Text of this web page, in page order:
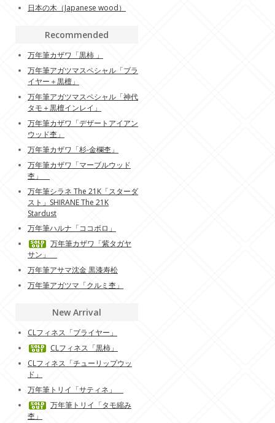
日本の木（Japanese wood）
Recommended
万年筆カザワ「黒柿 」
万年筆アガツマスペシャル「ブラ
イヤー＋黒檀」
万年筆アガツマスペシャル「神代
タモ＋黒檀インレイ」
万年筆カザワ「デザートアイアン
ウッド杢」
万年筆カザワ「杉-金欄杢」
万年筆カザワ「マーブルウッド
杢」
万年筆シラネ The 21K「スターダ
スト」SHIRANE The 21K
Stardust
万年筆ハルナ「ココボロ」
万年筆カザワ「紫タガヤ
サン」
万年筆アサマ沈金 黒漆寿松
万年筆アガツマ「クルミ杢」
New Arrival
CLフィネス「ブライヤー」
CLフィネス「黒柿」
CLフィネス「チューリップウッ
ド」
万年筆トリイ「サティネ」
万年筆トリイ「タモ縮み
杢」